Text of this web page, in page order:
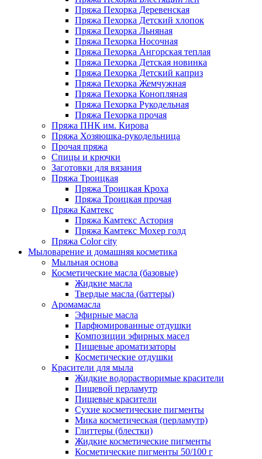
Пряжа Пехорка Деревенская
Пряжа Пехорка Детский хлопок
Пряжа Пехорка Льняная
Пряжа Пехорка Носочная
Пряжа Пехорка Ангорская теплая
Пряжа Пехорка Детская новинка
Пряжа Пехорка Детский каприз
Пряжа Пехорка Жемчужная
Пряжа Пехорка Конопляная
Пряжа Пехорка Рукодельная
Пряжа Пехорка прочая
Пряжа ПНК им. Кирова
Пряжа Хозяюшка-рукодельница
Прочая пряжа
Спицы и крючки
Заготовки для вязания
Пряжа Троицкая
Пряжа Троицкая Кроха
Пряжа Троицкая прочая
Пряжа Камтекс
Пряжа Камтекс Астория
Пряжа Камтекс Мохер голд
Пряжа Color city
Мыловарение и домашняя косметика
Мыльная основа
Косметические масла (базовые)
Жидкие масла
Твердые масла (баттеры)
Аромамасла
Эфирные масла
Парфюмированные отдушки
Композиции эфирных масел
Пищевые ароматизаторы
Косметические отдушки
Красители для мыла
Жидкие водорастворимые красители
Пищевой перламутр
Пищевые красители
Сухие косметические пигменты
Мика косметическая (перламутр)
Глиттеры (блестки)
Жидкие косметические пигменты
Косметические пигменты 50/100 г